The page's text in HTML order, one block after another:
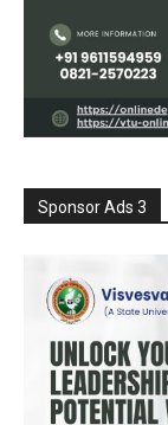
Sponsor Ads 3